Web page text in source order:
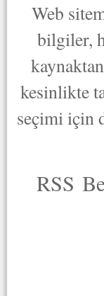
Web
bilgiler,
kesinlikte
seçimi için
RSS